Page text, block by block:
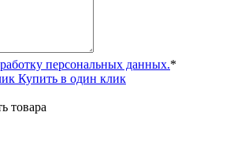
персональных данных.*
Купить в один клик
товара